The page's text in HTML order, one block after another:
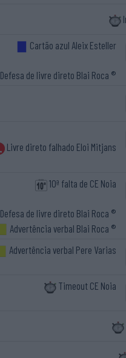
Cartão azul Aleix Esteller
Defesa de livre direto Blai Roca ®
Livre direto falhado Eloi Mitjans
10ª falta de CE Noia
Defesa de livre direto Blai Roca ®
Advertência verbal Blai Roca ®
Advertência verbal Pere Varias
Timeout CE Noia